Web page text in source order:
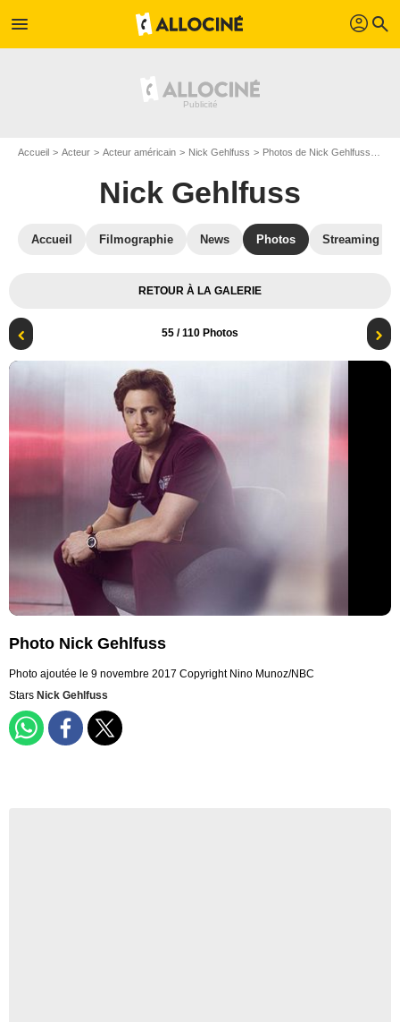
menu profil search
Accueil Acteur Acteur américain Nick Gehlfuss Photos de Nick Gehlfuss
Nick Gehlfuss
Accueil Filmographie News Photos Streaming
RETOUR À LA GALERIE
55 / 110 Photos
Photo Nick Gehlfuss
Photo ajoutée le 9 novembre 2017 Copyright Nino Munoz/NBC
Stars Nick Gehlfuss